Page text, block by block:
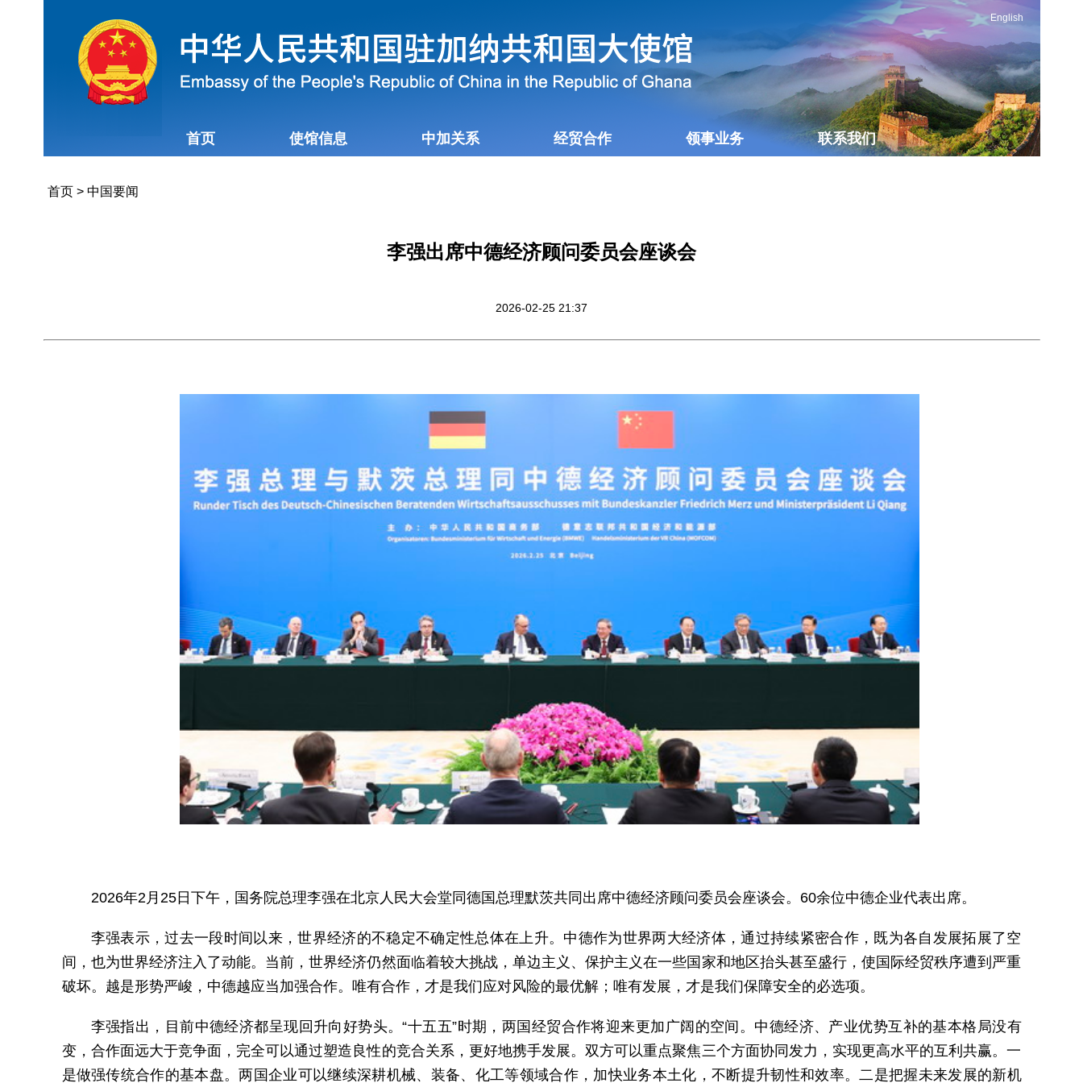
English
首页 使馆信息 中加关系 经贸合作 领事业务 联系我们
首页> 中国要闻
李强出席中德经济顾问委员会座谈会
2026-02-25 21:37
2026年2月25日下午，国务院总理李强在北京人民大会堂同德国总理默茨共同出席中德经济顾问委员会座谈会。60余位中德企业代表出席。
李强表示，过去一段时间以来，世界经济的不稳定不确定性总体在上升。中德作为世界两大经济体，通过持续紧密合作，既为各自发展拓展了空
间，也为世界经济注入了动能。当前，世界经济仍然面临着较大挑战，单边主义、保护主义在一些国家和地区抬头甚至盛行，使国际经贸秩序遭到严重
破坏。越是形势严峻，中德越应当加强合作。唯有合作，才是我们应对风险的最优解；唯有发展，才是我们保障安全的必选项。
李强指出，目前中德经济都呈现回升向好势头。“十五五”时期，两国经贸合作将迎来更加广阔的空间。中德经济、产业优势互补的基本格局没有
变，合作面远大于竞争面，完全可以通过塑造良性的竞合关系，更好地携手发展。双方可以重点聚焦三个方面协同发力，实现更高水平的互利共赢。一
是做强传统合作的基本盘。两国企业可以继续深耕机械、装备、化工等领域合作，加快业务本土化，不断提升韧性和效率。二是把握未来发展的新机